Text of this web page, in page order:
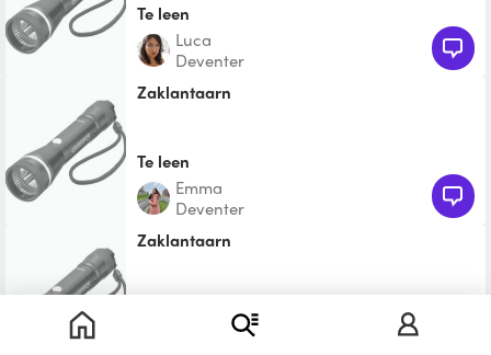
Te leen
Luca
Deventer
Zaklantaarn
Te leen
Emma
Deventer
Zaklantaarn
Barbara